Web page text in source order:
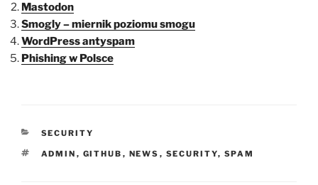
Mastodon
Smogly – miernik poziomu smogu
WordPress antyspam
Phishing w Polsce
KATEGORIE
SECURITY
TAGI
ADMIN , GITHUB , NEWS , SECURITY, SPAM